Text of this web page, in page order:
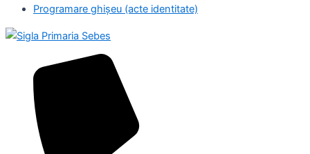
Programare ghișeu (acte identitate)